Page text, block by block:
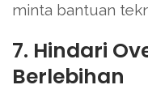
minta bantuan
7. Hindari
Berlebihan